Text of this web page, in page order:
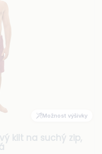
Možnost výšivky
kilt na suchý zip,